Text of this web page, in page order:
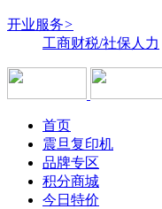
开业服务>
工商财税/社保人力
首页
震旦复印机
品牌专区
积分商城
今日特价